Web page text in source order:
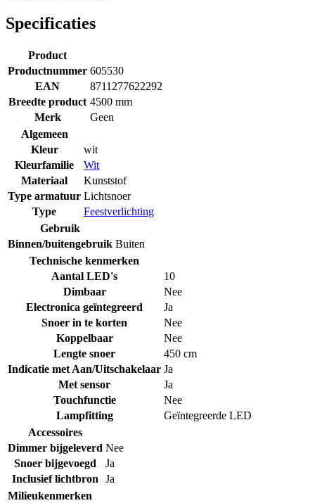
Specificaties
Product
Productnummer 605530
EAN
8711277622292
Breedte product 4500 mm
Merk
Geen
Algemeen
Kleur
wit
Kleurfamilie
Wit
Materiaal
Kunststof
Type armatuur Lichtsnoer
Type
Feestverlichting
Gebruik
Binnen/buitengebruik Buiten
Technische kenmerken
Aantal LED's
10
Dimbaar
Nee
Electronica geïntegreerd
Ja
Snoer in te korten
Nee
Koppelbaar
Nee
Lengte snoer
450 cm
Indicatie met Aan/Uitschakelaar Ja
Met sensor
Ja
Touchfunctie
Nee
Lampfitting
Geïntegreerde LED
Accessoires
Dimmer bijgeleverd Nee
Snoer bijgevoegd
Ja
Inclusief lichtbron
Ja
Milieukenmerken